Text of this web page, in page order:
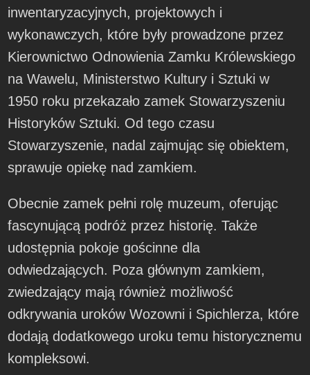
inwentaryzacyjnych, projektowych i
wykonawczych, które były prowadzone przez
Kierownictwo Odnowienia Zamku Królewskiego
na Wawelu, Ministerstwo Kultury i Sztuki w
1950 roku przekazało zamek Stowarzyszeniu
Historyków Sztuki. Od tego czasu
Stowarzyszenie, nadal zajmując się obiektem,
sprawuje opiekę nad zamkiem.
Obecnie zamek pełni rolę muzeum, oferując
fascynującą podróż przez historię. Także
udostępnia pokoje gościnne dla
odwiedzających. Poza głównym zamkiem,
zwiedzający mają również możliwość
odkrywania uroków Wozowni i Spichlerza, które
dodają dodatkowego uroku temu historycznemu
kompleksowi.